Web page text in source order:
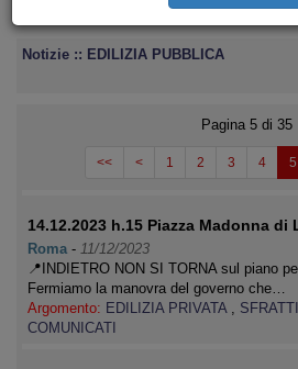
Notizie :: EDILIZIA PUBBLICA
Pagina 5 di 35
<< < 1 2 3 4 5
14.12.2023 h.15 Piazza Madonna di
Roma - 11/12/2023
📍INDIETRO NON SI TORNA sul piano
Fermiamo la manovra del governo che…
Argomento: EDILIZIA PRIVATA , SFRATTI
COMUNICATI